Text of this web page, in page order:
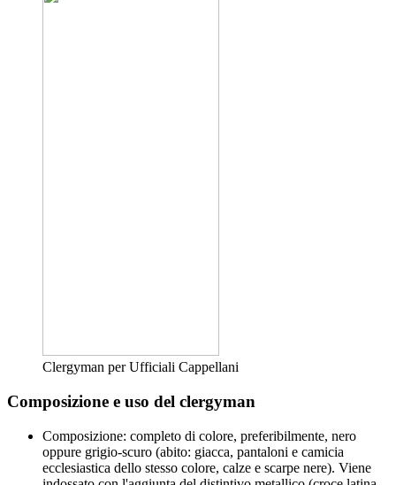
Clergyman per Ufficiali Cappellani
Composizione e uso del clergyman
Composizione: completo di colore, preferibilmente, nero
oppure grigio-scuro (abito: giacca, pantaloni e camicia
ecclesiastica dello stesso colore, calze e scarpe nere). Viene